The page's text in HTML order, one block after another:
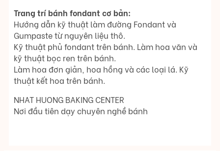
Trang trí bánh fondant cơ bản:
Hướng dẫn kỹ thuật làm đường Fondant và
Gumpaste từ nguyên liệu thô.
Kỹ thuật phủ fondant trên bánh. Làm hoa văn và
kỹ thuật bọc ren trên bánh.
Làm hoa đơn giản, hoa hồng và các loại lá. Kỹ
thuật kết hoa trên bánh.
NHAT HUONG BAKING CENTER
Nơi đầu tiên dạy chuyên nghề bánh